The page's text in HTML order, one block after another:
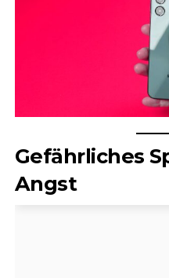
Gefährliches
Angst